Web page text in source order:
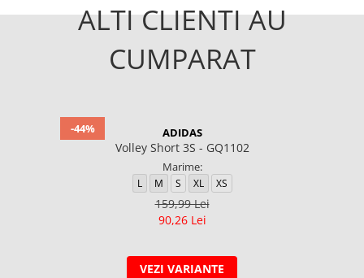
ALTI CLIENTI AU
CUMPARAT
-44% ADIDAS
Volley Short 3S - GQ1102
Marime:
L M S XL XS
159,99 Lei
90,26 Lei
VEZI VARIANTE